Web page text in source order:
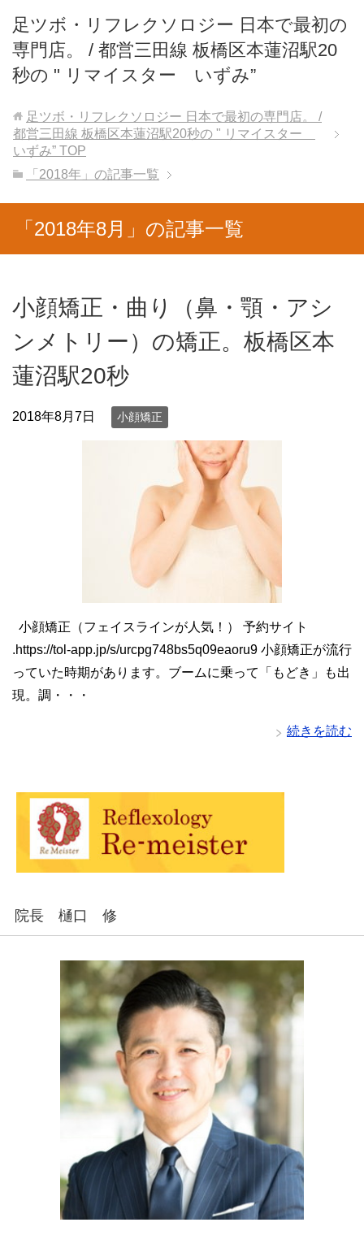
足ツボ・リフレクソロジー 日本で最初の
専門店。 / 都営三田線 板橋区本蓮沼駅20
秒の " リマイスター いずみ”
足ツボ・リフレクソロジー 日本で最初の専門店。 /
都営三田線 板橋区本蓮沼駅20秒の " リマイスター
いずみ” TOP
「2018年」の記事一覧
「2018年8月」の記事一覧
小顔矯正・曲り（鼻・顎・アシ
ンメトリー）の矯正。板橋区本
蓮沼駅20秒
2018年8月7日 小顔矯正
小顔矯正（フェイスラインが人気！） 予約サイト
.https://tol-app.jp/s/urcpg748bs5q09eaoru9 小顔矯正が流行
っていた時期があります。ブームに乗って「もどき」も出
現。調・・・
続きを読む
院長 樋口 修